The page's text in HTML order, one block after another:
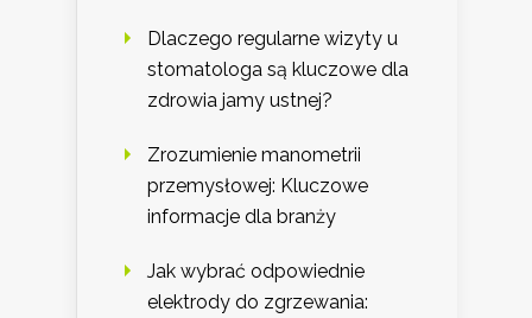
Dlaczego regularne wizyty u
stomatologa są kluczowe dla
zdrowia jamy ustnej?
Zrozumienie manometrii
przemysłowej: Kluczowe
informacje dla branży
Jak wybrać odpowiednie
elektrody do zgrzewania: